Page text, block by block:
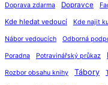
Doprava zdarma Dopravce
Kde hledat vedoucí Kde najit
Nábor vedoucích Odborná
Poradna Potravinářský průkaz
Rozbor obsahu knihy Tábory